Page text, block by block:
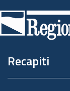
di
pagina
Recapiti